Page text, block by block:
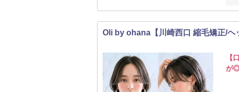
Oli by ohana【川崎西口 縮毛矯正/ヘ
【
が◎